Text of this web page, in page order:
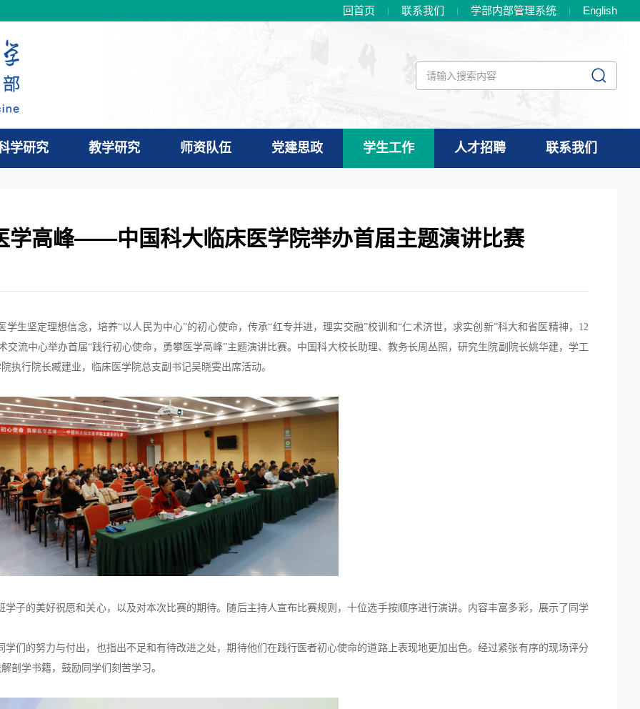
回首页 联系我们 学部内部管理系统 English
学研究 教学研究 师资队伍 党建思政 学生工作 人才招聘 联系我们
学高峰——中国科大临床医学院举办首届主题演讲比赛
生坚定理想信念，培养“以人民为中心”的初心使命，传承“红专并进，理实交融”校训和“仁术济世，求实创新”科大和省医精神， 12
交流中心举办首届“践行初心使命，勇攀医学高峰”主题演讲比赛。中国科大校长助理、教务长周丛照，研究生院副院长姚华建，学工
执行院长臧建业，临床医学院总支副书记吴晓雯出席活动。
子的美好祝愿和关心，以及对本次比赛的期待。随后主持人宣布比赛规则，十位选手按顺序进行演讲。内容丰富多彩，展示了同学
们的努力与付出，也指出不足和有待改进之处，期待他们在践行医者初心使命的道路上表现地更加出色。经过紧张有序的现场评分
剖学书籍，鼓励同学们刻苦学习。